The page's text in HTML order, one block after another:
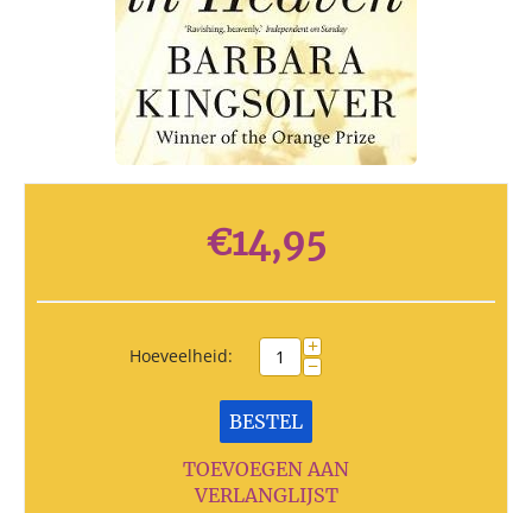
€14,95
Hoeveelheid: +
−
BESTEL
TOEVOEGEN AAN
VERLANGLIJST